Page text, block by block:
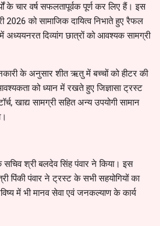
के चार वर्ष सफलतापूर्वक पूर्ण कर लिए हैं। इस
2026 को सामाजिक दायित्व निभाते हुए रैफल
अध्ययनरत दिव्यांग छात्रों को आवश्यक सामग्री
के अनुसार शीत ऋतु में बच्चों को हीटर की
को ध्यान में रखते हुए जिज्ञासा ट्रस्ट
खाद्य सामग्री सहित अन्य उपयोगी सामान
श्री बलदेव सिंह पंवार ने किया। इस
पिंकी पंवार ने ट्रस्ट के सभी सहयोगियों का
में भी मानव सेवा एवं जनकल्याण के कार्य